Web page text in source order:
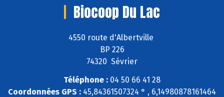
Biocoop Du Lac
4550 route d'Albertville
BP 226
74320 Sévrier
Téléphone : 04 50 66 41 28
Coordonnées GPS : 45,84361507324 ° , 6,14980878161464